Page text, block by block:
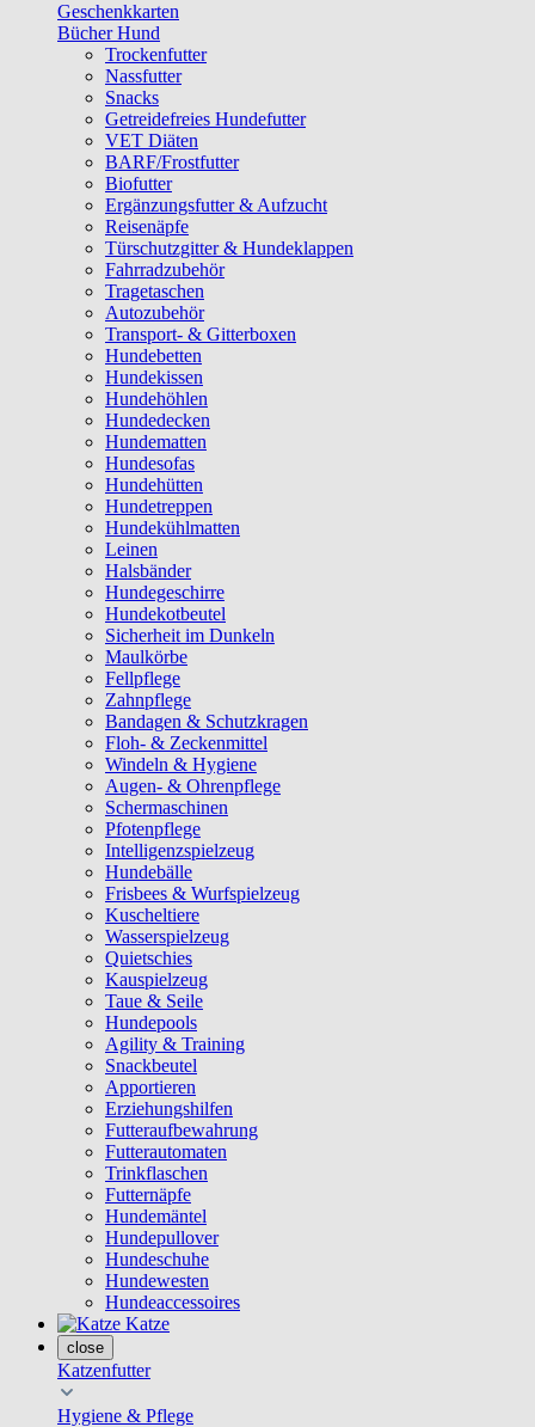
Geschenkkarten
Bücher Hund
Trockenfutter
Nassfutter
Snacks
Getreidefreies Hundefutter
VET Diäten
BARF/Frostfutter
Biofutter
Ergänzungsfutter & Aufzucht
Reisenäpfe
Türschutzgitter & Hundeklappen
Fahrradzubehör
Tragetaschen
Autozubehör
Transport- & Gitterboxen
Hundebetten
Hundekissen
Hundehöhlen
Hundedecken
Hundematten
Hundesofas
Hundehütten
Hundetreppen
Hundekühlmatten
Leinen
Halsbänder
Hundegeschirre
Hundekotbeutel
Sicherheit im Dunkeln
Maulkörbe
Fellpflege
Zahnpflege
Bandagen & Schutzkragen
Floh- & Zeckenmittel
Windeln & Hygiene
Augen- & Ohrenpflege
Schermaschinen
Pfotenpflege
Intelligenzspielzeug
Hundebälle
Frisbees & Wurfspielzeug
Kuscheltiere
Wasserspielzeug
Quietschies
Kauspielzeug
Taue & Seile
Hundepools
Agility & Training
Snackbeutel
Apportieren
Erziehungshilfen
Futteraufbewahrung
Futterautomaten
Trinkflaschen
Futternäpfe
Hundemäntel
Hundepullover
Hundeschuhe
Hundewesten
Hundeaccessoires
Katze
close
Katzenfutter
Hygiene & Pflege